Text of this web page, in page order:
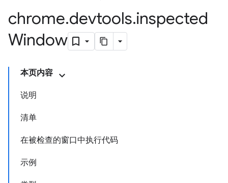
chrome.devtools.inspected
Window
本页内容
说明
清单
在被检查的窗口中执行代码
示例